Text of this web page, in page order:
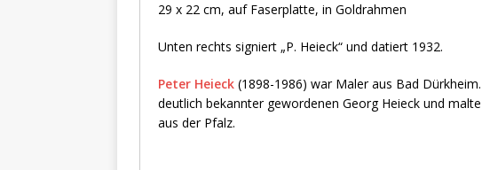
29 x 22 cm, auf Faserplatte, in Goldrahmen
Unten rechts signiert „P. Heieck“ und datiert 1932.
Peter Heieck (1898-1986) war Maler aus Bad
deutlich bekannter gewordenen Georg Heieck und
aus der Pfalz.